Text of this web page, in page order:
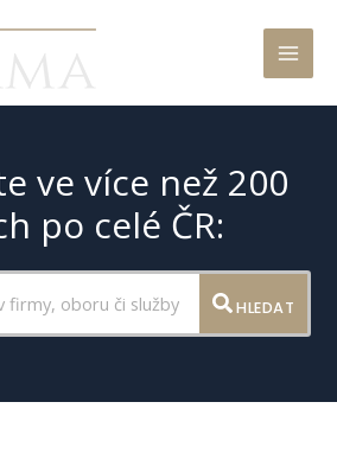
ve více než 200
po celé ČR:
HLEDAT